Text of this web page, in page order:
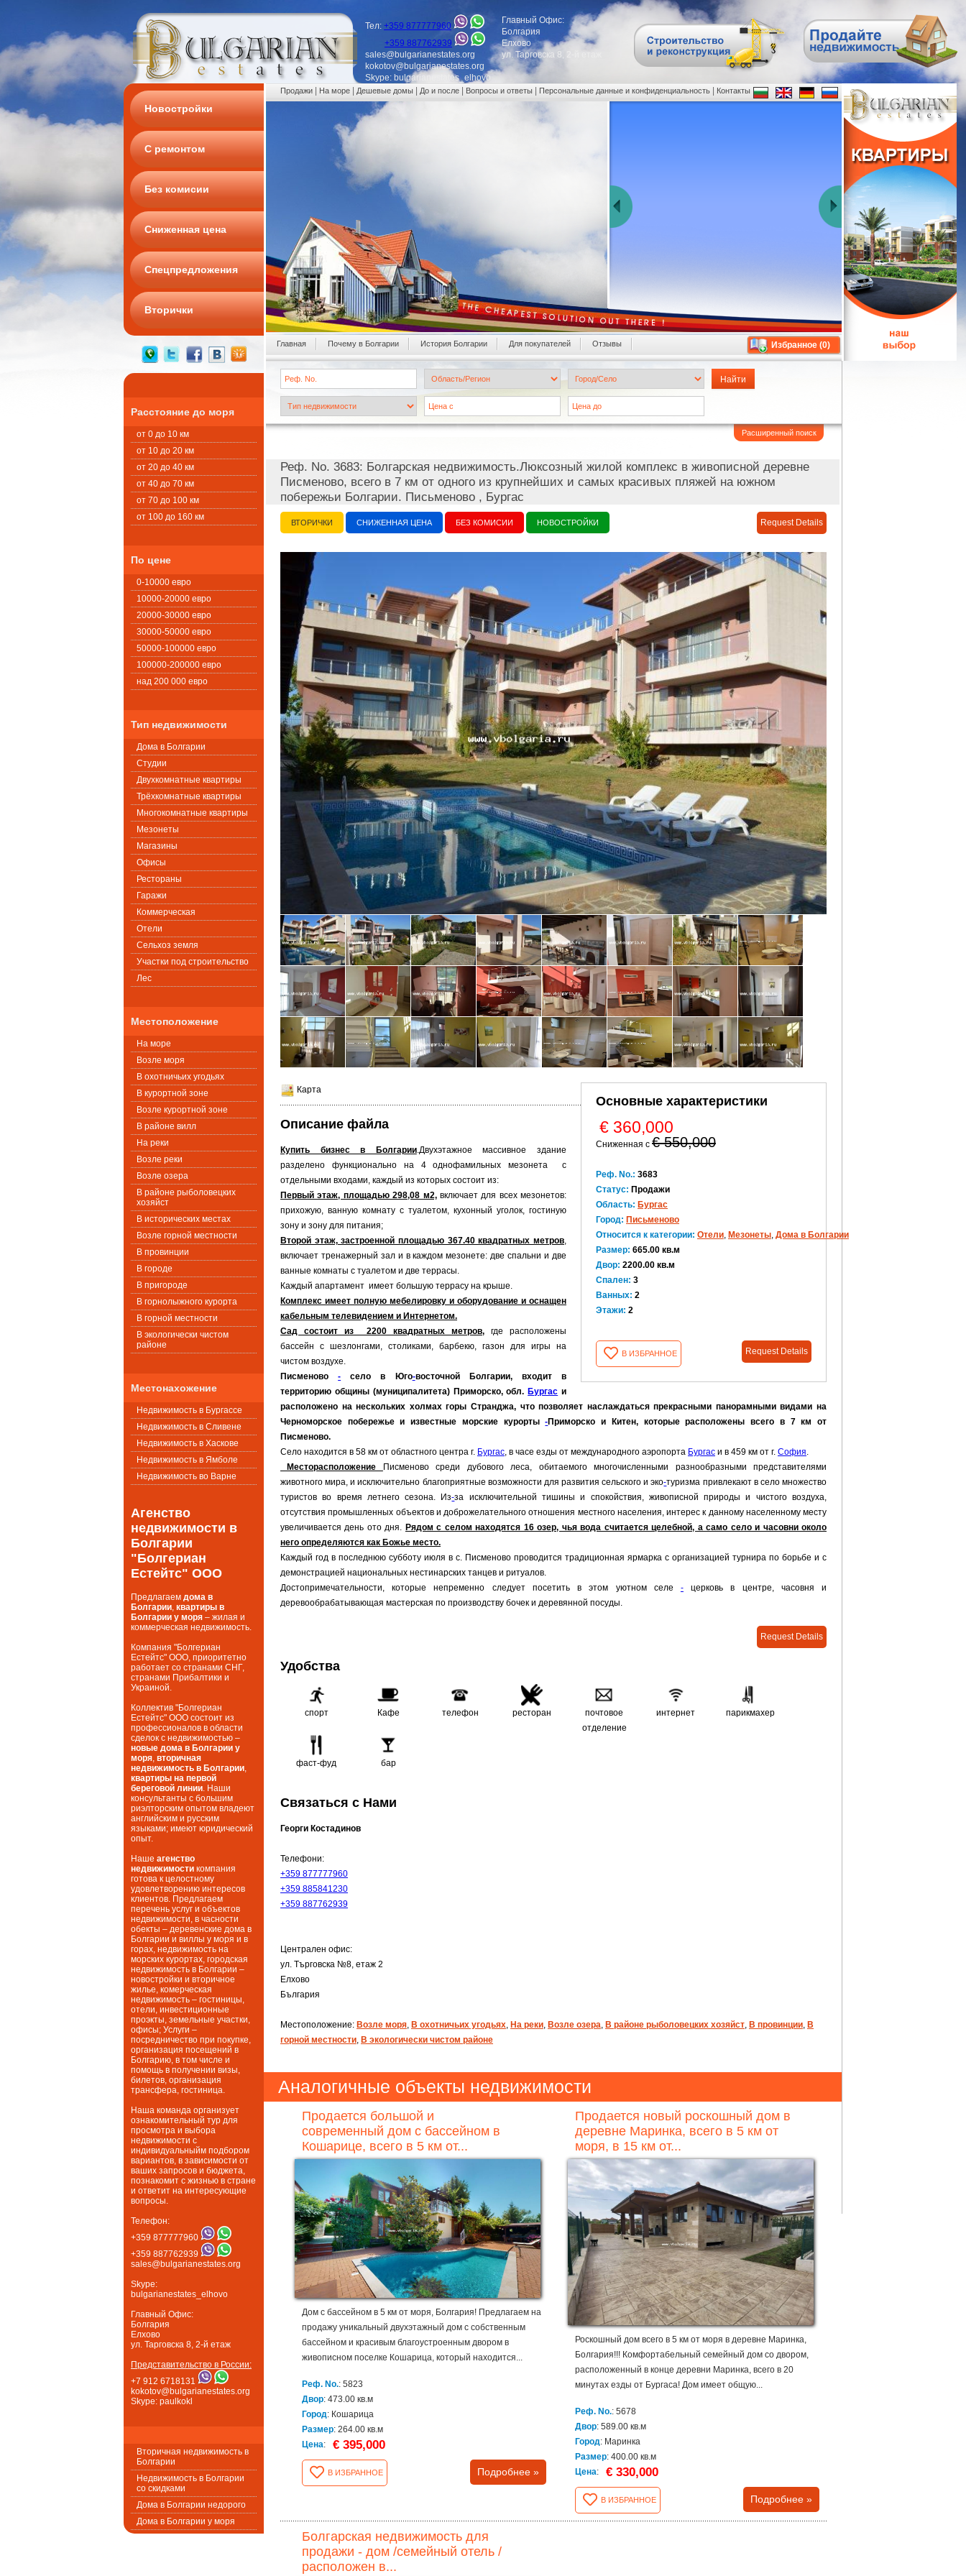
Тел: +359 877777960
+359 887762939
sales@bulgarianestates.org
kokotov@bulgarianestates.org
Skype: bulgarianestates_elhovo
Главный Офис:
Болгария
Елхово
ул. Тарговска 8, 2-й етаж
Новостройки
С ремонтом
Без комисии
Сниженная цена
Спецпредложения
Вторички
Расстояние до моря
от 0 до 10 км
от 10 до 20 км
от 20 до 40 км
от 40 до 70 км
от 70 до 100 км
от 100 до 160 км
По цене
0-10000 евро
10000-20000 евро
20000-30000 евро
30000-50000 евро
50000-100000 евро
100000-200000 евро
над 200 000 евро
Тип недвижимости
Дома в Болгарии
Студии
Двухкомнатные квартиры
Трёхкомнатные квартиры
Многокомнатные квартиры
Мезонеты
Магазины
Офисы
Рестораны
Гаражи
Коммерческая
Oтели
Сельхоз земля
Участки под строительство
Лес
Местоположение
На море
Возле моря
В охотничьих угодьях
В курортной зоне
Возле курортной зоне
В районе вилл
На реки
Возле реки
Возле озера
В районе рыболовецких
хозяйст
В исторических местах
Возле горной местности
В провинции
В городе
В пригороде
В горнолыжного курорта
В горной местности
В экологически чистом
районе
Местонахожение
Недвижимость в Бургассе
Недвижимость в Сливене
Недвижимость в Хаскове
Недвижимость в Ямболе
Недвижимость во Варне
Агенство
недвижимости в
Болгарии
"Болгериан
Естейтс" ООО
Предлагаем дома в
Болгарии, квартиры в
Болгарии у моря – жилая и
коммерческая недвижимость.
Компания "Болгериан
Естейтс" ООО, приоритетно
работает со странами СНГ,
странами Прибалтики и
Украиной.
Коллектив "Болгериан
Естейтс" ООО состоит из
профессионалов в области
сделок с недвижимостью –
новые дома в Болгарии у
моря, вторичная
недвижимость в Болгарии,
квартиры на первой
береговой линии. Наши
консультанты с большим
риэлторским опытом владеют
английским и русским
языками; имеют юридический
опыт.
Наше агенство
недвижимости компания
готова к целостному
удовлетворению интересов
клиентов. Предлагаем
перечень услуг и объектов
недвижимости, в часности
обекты – деревенские дома в
Болгарии и виллы у моря и в
горах, недвижимость на
морских курортах, городская
недвижимость в Болгарии –
новостройки и вторичное
жилье, комерческая
недвижимость – гостиницы,
отели, инвестиционные
проэкты, земельные участки,
офисы; Услуги –
посредничество при покупке,
организация посещений в
Болгарию, в том числе и
помощь в получении визы,
билетов, организация
трансфера, гостиница.
Наша команда организует
ознакомительный тур для
просмотра и выбора
недвижимости с
индивидуальныйм подбором
вариантов, в зависимости от
ваших запросов и бюджета,
познакомит с жизнью в стране
и ответит на интересующие
вопросы.
Телефон:
+359 877777960
+359 887762939
sales@bulgarianestates.org
Skype:
bulgarianestates_elhovo
Главный Офис:
Болгария
Елхово
ул. Тарговска 8, 2-й етаж
Представительство в России:
+7 912 6718131
kokotov@bulgarianestates.org
Skype: paulkokl
Вторичная недвижимость в
Болгарии
Недвижимость в Болгарии
со скидками
Дома в Болгарии недорого
Дома в Болгарии у моря
Продажи На море Дешевые домы До и после Вопросы и ответы Персональные данные и конфиденциальность Контакты
Главная Почему в Болгарии История Болгарии Для покупателей Oтзывы Избранное (0)
Расширенный поиск
Реф. No. 3683: Болгарская недвижимость.Люксозный жилой комплекс в живописной деревне
Писменово, всего в 7 км от одного из крупнейших и самых красивых пляжей на южном
побережьи Болгарии. Письменово , Бургас
ВТОРИЧКИ СНИЖЕННАЯ ЦЕНА БЕЗ КОМИСИИ НОВОСТРОЙКИ Request Details
Основные характеристики
€ 360,000
Сниженная с € 550,000
Реф. No.: 3683
Статус: Продажи
Область: Бургас
Город: Письменово
Относится к категории: Oтели Мезонеты Дома в Болгарии
Размер: 665.00 кв.м
Двор: 2200.00 кв.м
Спален: 3
Ванных: 2
Этажи: 2
Request Details
В ИЗБРАННОЕ
Карта
Описание файла
Купить бизнес в Болгарии.Двухэтажное массивное здание
разделено функционально на 4 однофамильных мезонета с
отдельными входами, каждый из которых состоит из:
Первый этаж, площадью 298,08 м2,включает для всех мезонетов:
прихожую, ванную комнату с туалетом, кухонный уголок, гостиную
зону и зону для питания;
Второй этаж, застроенной площадью 367.40 квадратных метров
включает тренажерный зал и в каждом мезонете: две спальни и две
ванные комнаты с туалетом и две террасы.
Каждый апартамент имеет большую террасу на крыше.
Комплекс имеет полную мебелировку и оборудование и оснащен
кабельным телевидением и Интернетом.
Сад состоит из 2200 квадратных метров, где расположены
бассейн с шезлонгами, столиками, барбекю, газон для игры на
чистом воздухе.
Писменово- село в Юго-восточной Болгарии, входит в
территорию общины (муниципалитета) Приморско, обл.Бургас и
расположено на нескольких холмах горы Странджа, что позволяет наслаждаться прекрасными панорамными видами на
Черноморское побережье и известные морские курорты-Приморско и Китен, которые расположены всего в 7 км от
Писменово.
Село находится в 58 км от областного центра г. Бургас , в часе езды от международного аэропорта Бургас и в 459 км от г. София
Месторасположение Писменово среди дубового леса, обитаемого многочисленными разнообразными представителями
животного мира, и исключительно благоприятные возможности для развития сельского и эко-туризма привлекают в село множество
туристов во время летнего сезона. Из-за исключительной тишины и спокойствия, живописной природы и чистого воздуха,
отсутствия промышленных объектов и доброжелательного отношения местного населения, интерес к данному населенному месту
увеличивается день ото дня. Рядом с селом находятся 16 озер, чья вода считается целебной, а само село и часовни около
него определяются как Божье место.
Каждый год в последнюю субботу июля в с. Писменово проводится традиционная ярмарка с организацией турнира по борьбе и с
демонстрацией национальных нестинарских танцев и ритуалов.
Достопримечательности, которые непременно следует посетить в этом уютном селе -церковь в центре, часовня и
деревообрабатывающая мастерская по производству бочек и деревянной посуды.
Request Details
Удобства
спорт Кафе телефон ресторан
почтовое
отделение
интернет парикмахер
фаст-фуд бар
Связаться с Нами
Георги Костадинов
Телефони:
+359 877777960
+359 885841230
+359 887762939
Централен офис:
ул. Търговска №8, етаж 2
Елхово
България
Местоположение: Возле моря, В охотничьих угодьях, На реки, Возле озера, В районе рыболовецких хозяйст, В провинции, В
горной местности, В экологически чистом районе
Аналогичные объекты недвижимости
Продается большой и
современный дом с бассейном в
Кошарице, всего в 5 км от...
Дом с бассейном в 5 км от моря, Болгария! Предлагаем на
продажу уникальный двухэтажный дом с собственным
бассейном и красивым благоустроенным двором в
живописном поселке Кошарица, который находится...
Реф. No.: 5823
Двор: 473.00 кв.м
Город: Кошарица
Размер: 264.00 кв.м
Цена: € 395,000
В ИЗБРАННОЕ Подробнее »
Продается новый роскошный дом в
деревне Маринка, всего в 5 км от
моря, в 15 км от...
Роскошный дом всего в 5 км от моря в деревне Маринка,
Болгария!!! Комфортабельный семейный дом со двором,
расположенный в конце деревни Маринка, всего в 20
минутах езды от Бургаса! Дом имеет общую...
Реф. No.: 5678
Двор: 589.00 кв.м
Город: Маринка
Размер: 400.00 кв.м
Цена: € 330,000
В ИЗБРАННОЕ Подробнее »
Болгарская недвижимость для
продажи - дом /семейный отель /
расположен в...